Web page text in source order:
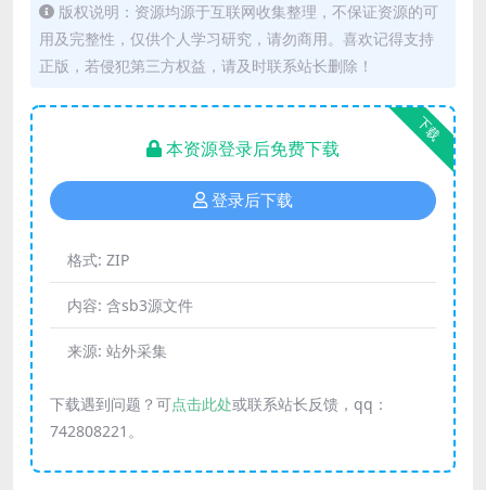
版权说明：资源均源于互联网收集整理，不保证资源的可
用及完整性，仅供个人学习研究，请勿商用。喜欢记得支持
正版，若侵犯第三方权益，请及时联系站长删除！
下载
本资源登录后免费下载
登录后下载
格式: ZIP
内容: 含sb3源文件
来源: 站外采集
下载遇到问题？可点击此处或联系站长反馈，qq：
742808221。